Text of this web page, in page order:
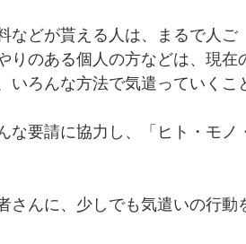
などが貰える人は、まるで人ご
りのある個人の方などは、現在
いろんな方法で気遣っていくこ
要請に協力し、「ヒト・モノ
さんに、少しでも気遣いの行動